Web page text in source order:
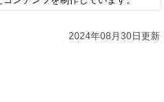
2024年08月30日更新